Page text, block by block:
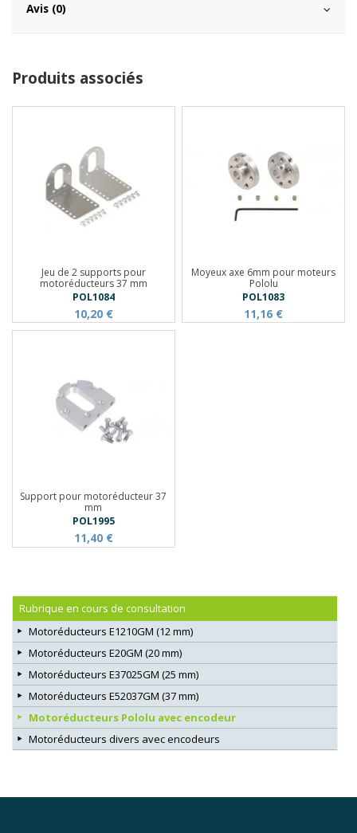
Avis (0)
Produits associés
Jeu de 2 supports pour
motoréducteurs 37 mm
POL1084
10,20 €
Moyeux axe 6mm pour moteurs
Pololu
POL1083
11,16 €
Support pour motoréducteur 37
mm
POL1995
11,40 €
Rubrique en cours de consultation
Motoréducteurs E1210GM (12 mm)
Motoréducteurs E20GM (20 mm)
Motoréducteurs E37025GM (25 mm)
Motoréducteurs E52037GM (37 mm)
Motoréducteurs Pololu avec encodeur
Motoréducteurs divers avec encodeurs